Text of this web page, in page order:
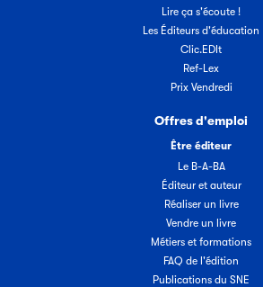
Lire ça s'écoute !
Les Éditeurs d'éducation
Clic.EDIt
Ref-Lex
Prix Vendredi
Offres d'emploi
Être éditeur
Le B-A-BA
Éditeur et auteur
Réaliser un livre
Vendre un livre
Métiers et formations
FAQ de l'édition
Publications du SNE